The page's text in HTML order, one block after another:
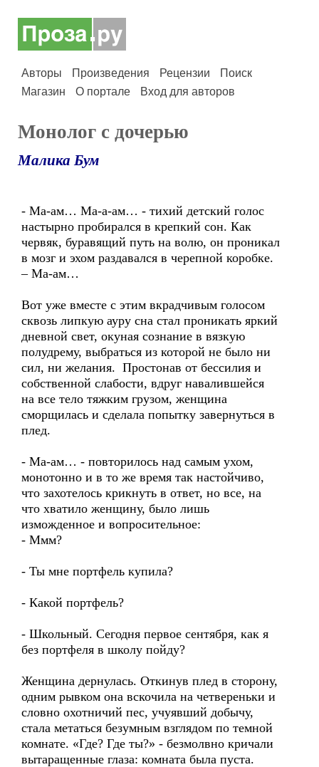
Авторы Произведения Рецензии
Поиск
Магазин
О портале Вход для авторов
Монолог с дочерью
Малика Бум
- Ма-ам… Ма-а-ам… - тихий детский голос
настырно пробирался в крепкий сон. Как
червяк, буравящий путь на волю, он проникал
в мозг и эхом раздавался в черепной коробке.
– Ма-ам…
Вот уже вместе с этим вкрадчивым голосом
сквозь липкую ауру сна стал проникать яркий
дневной свет, окуная сознание в вязкую
полудрему, выбраться из которой не было ни
сил, ни желания. Простонав от бессилия и
собственной слабости, вдруг навалившейся
на все тело тяжким грузом, женщина
сморщилась и сделала попытку завернуться в
плед.
- Ма-ам… - повторилось над самым ухом,
монотонно и в то же время так настойчиво,
что захотелось крикнуть в ответ, но все, на
что хватило женщину, было лишь
изможденное и вопросительное:
- Ммм?
- Ты мне портфель купила?
- Какой портфель?
- Школьный. Сегодня первое сентября, как я
без портфеля в школу пойду?
Женщина дернулась. Откинув плед в сторону,
одним рывком она вскочила на четвереньки и
словно охотничий пес, учуявший добычу,
стала метаться безумным взглядом по темной
комнате. «Где? Где ты?» - безмолвно кричали
вытаращенные глаза: комната была пуста.